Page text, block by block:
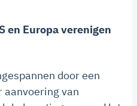
en Europa verenigen
door een
aanvoering van